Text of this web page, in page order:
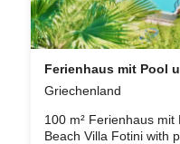
Ferienhaus mit Pool
Griechenland
100 m² Ferienhaus
Beach Villa Fotini with